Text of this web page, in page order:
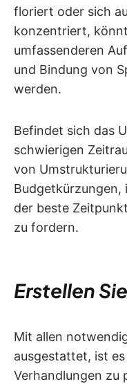
floriert oder sich
konzentriert,
umfassenderen
und Bindung von
werden.
Befindet sich das
schwierigen
von
Budgetkürzungen,
der beste
zu fordern.
Erstellen
Mit allen
ausgestattet, ist
Verhandlungen zu